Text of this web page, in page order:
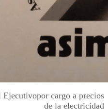
cargo a precios
de la electricidad